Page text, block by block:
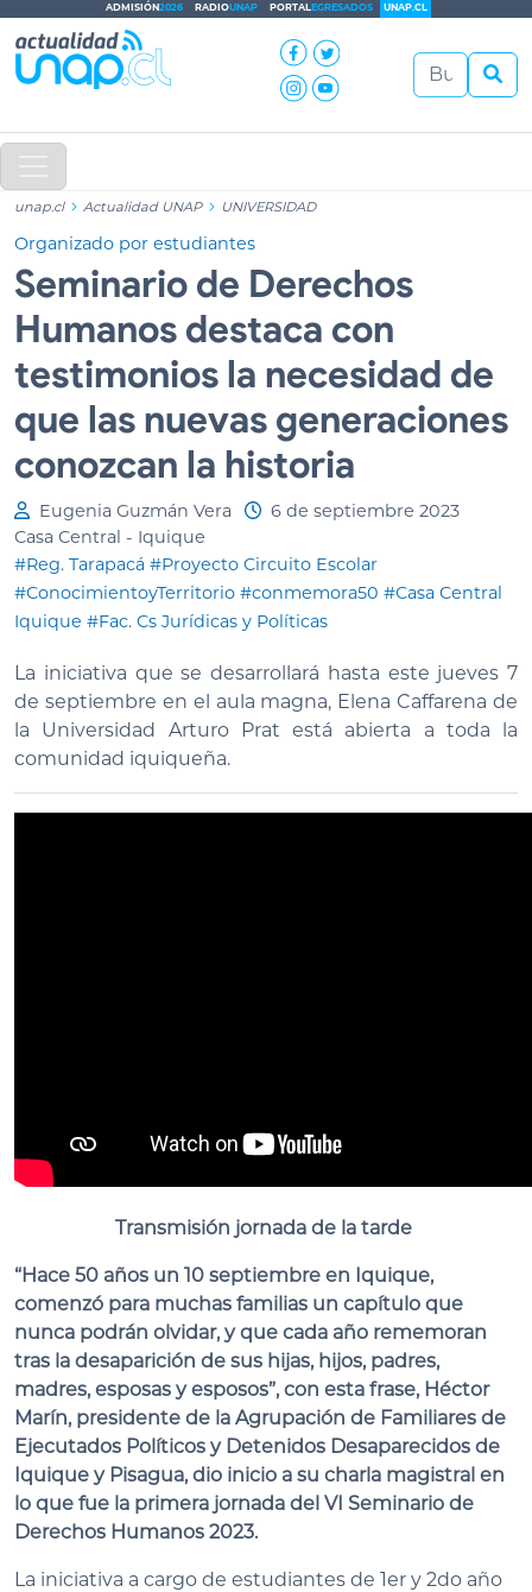
ADMISIÓN2026 RADIOUNAP PORTALEGRESADOS UNAP.CL
unap.cl Actualidad UNAP UNIVERSIDAD
Organizado por estudiantes
Seminario de Derechos
Humanos destaca con
testimonios la necesidad de
que las nuevas generaciones
conozcan la historia
Eugenia Guzmán Vera
6 de septiembre 2023
Casa Central - Iquique
#Reg. Tarapacá #Proyecto Circuito Escolar
#ConocimientoyTerritorio #conmemora50 #Casa Central
Iquique #Fac. Cs Jurídicas y Políticas
La iniciativa que se desarrollará hasta este jueves 7
de septiembre en el aula magna, Elena Caffarena de
la Universidad Arturo Prat está abierta a toda la
comunidad iquiqueña.
Transmisión jornada de la tarde
“Hace 50 años un 10 septiembre en Iquique,
comenzó para muchas familias un capítulo que
nunca podrán olvidar, y que cada año rememoran
tras la desaparición de sus hijas, hijos, padres,
madres, esposas y esposos”, con esta frase, Héctor
Marín, presidente de la Agrupación de Familiares de
Ejecutados Políticos y Detenidos Desaparecidos de
Iquique y Pisagua, dio inicio a su charla magistral en
lo que fue la primera jornada del VI Seminario de
Derechos Humanos 2023.
La iniciativa a cargo de estudiantes de 1er y 2do año